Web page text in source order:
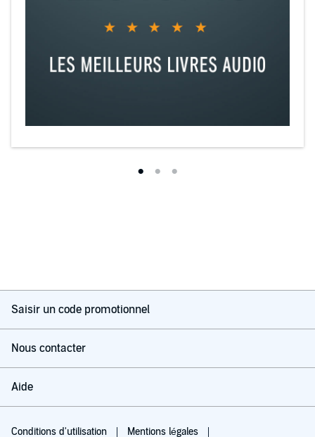
Saisir un code promotionnel
Nous contacter
Aide
Conditions d'utilisation Mentions légales